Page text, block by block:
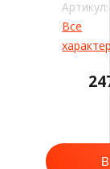
Артикул:
Все